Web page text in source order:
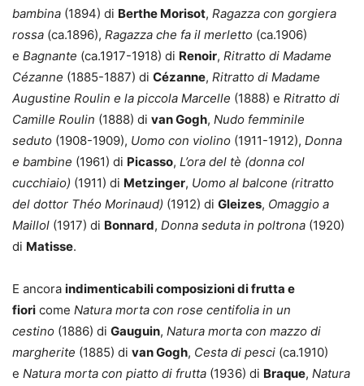
bambina (1894) di Berthe Morisot, Ragazza con gorgiera
rossa (ca.1896), Ragazza che fa il merletto (ca.1906)
e Bagnante (ca.1917-1918) di Renoir, Ritratto di Madame
Cézanne (1885-1887) di Cézanne, Ritratto di Madame
Augustine Roulin e la piccola Marcelle (1888) e Ritratto di
Camille Roulin (1888) di van Gogh, Nudo femminile
seduto (1908-1909), Uomo con violino (1911-1912), Donna
e bambine (1961) di Picasso, L’ora del tè (donna col
cucchiaio) (1911) di Metzinger, Uomo al balcone (ritratto
del dottor Théo Morinaud) (1912) di Gleizes, Omaggio a
Maillol (1917) di Bonnard, Donna seduta in poltrona (1920)
di Matisse.
E ancora indimenticabili composizioni di frutta e
fiori come Natura morta con rose centifolia in un
cestino (1886) di Gauguin, Natura morta con mazzo di
margherite (1885) di van Gogh, Cesta di pesci (ca.1910)
e Natura morta con piatto di frutta (1936) di Braque, Natura